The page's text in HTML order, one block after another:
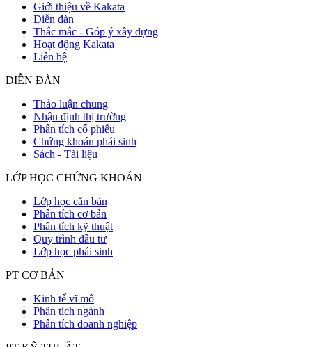
Giới thiệu về Kakata
Diễn đàn
Thắc mắc - Góp ý xây dựng
Hoạt động Kakata
Liên hệ
DIỄN ĐÀN
Thảo luận chung
Nhận định thị trường
Phân tích cổ phiếu
Chứng khoán phái sinh
Sách - Tài liệu
LỚP HỌC CHỨNG KHOÁN
Lớp học căn bản
Phân tích cơ bản
Phân tích kỹ thuật
Quy trình đầu tư
Lớp học phái sinh
PT CƠ BẢN
Kinh tế vĩ mô
Phân tích ngành
Phân tích doanh nghiệp